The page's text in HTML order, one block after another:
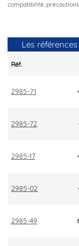
compatibilité,
Les références
Réf.
2985-71
2985-72
2985-17
2985-02
2985-49